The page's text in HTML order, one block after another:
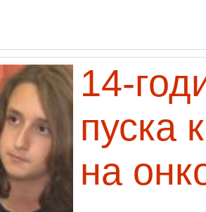
14-
пуска
на